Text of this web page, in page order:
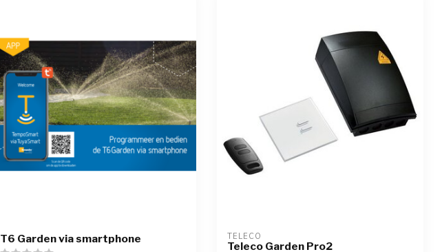
T6 Garden via smartphone TELECO
Teleco Garden Pro2